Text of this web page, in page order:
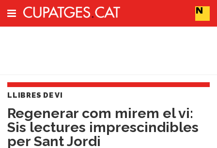
Cerca
Vins
Naturals
Actualitat
LLIBRES DE VI
Regenerar com mirem el vi:
Sis lectures imprescindibles
per Sant Jordi